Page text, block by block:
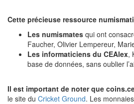
Cette précieuse ressource
Les numismates qui ont
Faucher, Olivier Lempereur,
Les informaticiens du CEAlex,
base de données, sans oublier
Il est important de noter que
le site du Cricket Ground. Les